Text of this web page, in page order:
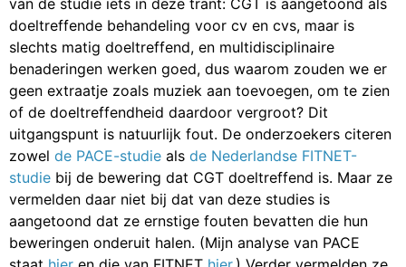
doeltreffende behandeling voor cv en cvs, maar is
slechts matig doeltreffend, en multidisciplinaire
benaderingen werken goed, dus waarom zouden we er
geen extraatje zoals muziek aan toevoegen, om te zien
of de doeltreffendheid daardoor vergroot? Dit
uitgangspunt is natuurlijk fout. De onderzoekers citeren
zowel de PACE-studie als de Nederlandse FITNET-
studie bij de bewering dat CGT doeltreffend is. Maar ze
vermelden daar niet bij dat van deze studies is
aangetoond dat ze ernstige fouten bevatten die hun
beweringen onderuit halen. (Mijn analyse van PACE